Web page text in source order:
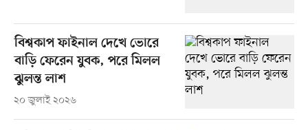
বিশ্বকাপ ফাইনাল দেখে ভোরে
বাড়ি ফেরেন যুবক, পরে মিলল
ঝুলন্ত লাশ
২০ জুলাই ২০২৬